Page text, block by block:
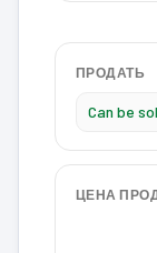
ПРОДАТЬ
Can be
ЦЕНА